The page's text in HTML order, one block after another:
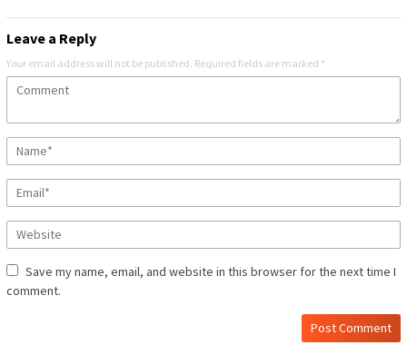
Leave a Reply
Your email address will not be published. Required fields are marked *
Save my name, email, and website in this browser for the next time I
comment.